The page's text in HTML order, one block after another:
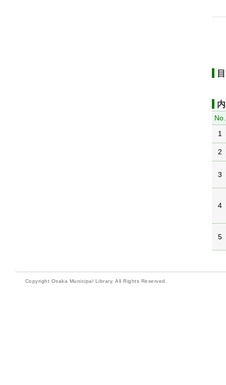
No.
1
2
3
4
5
Copyright Osaka Municipal Library. All Rights Reserved.